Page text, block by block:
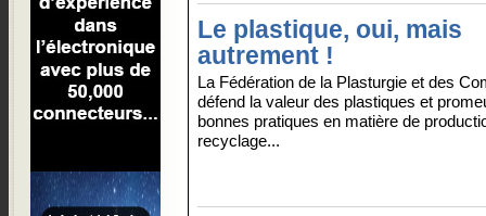
Le plastique, oui, mais
autrement !
La Fédération de la Plasturgie et des
défend la valeur des plastiques et
bonnes pratiques en matière de
recyclage...